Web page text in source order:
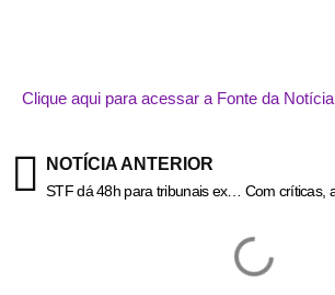
Clique aqui para acessar a Fonte da Notícia
NOTÍCIA ANTERIOR
STF dá 48h para tribunais explicarem pagamentos acima do limite a juiz